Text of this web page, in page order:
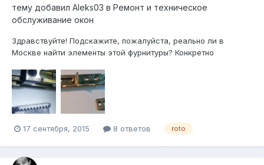
тему добавил Aleks03 в Ремонт и техническое
обслуживание окон
Здравствуйте! Подскажите, пожалуйста, реально ли в
Москве найти элементы этой фурнитуры? Конкретно
Или может заменить можно чем из современного? Заранее
спасибо за ответ!
17 сентября, 2015 8 ответов roto